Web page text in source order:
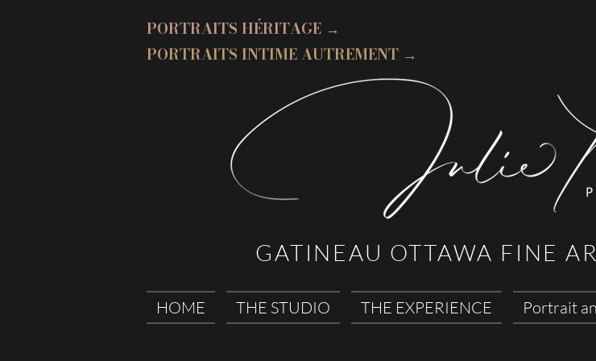
PORTRAITS HÉRITAGE →
PORTRAITS INTIME AUTREMENT →
GATINEAU OTTAWA FINE
HOME THE STUDIO THE EXPERIENCE Portrait